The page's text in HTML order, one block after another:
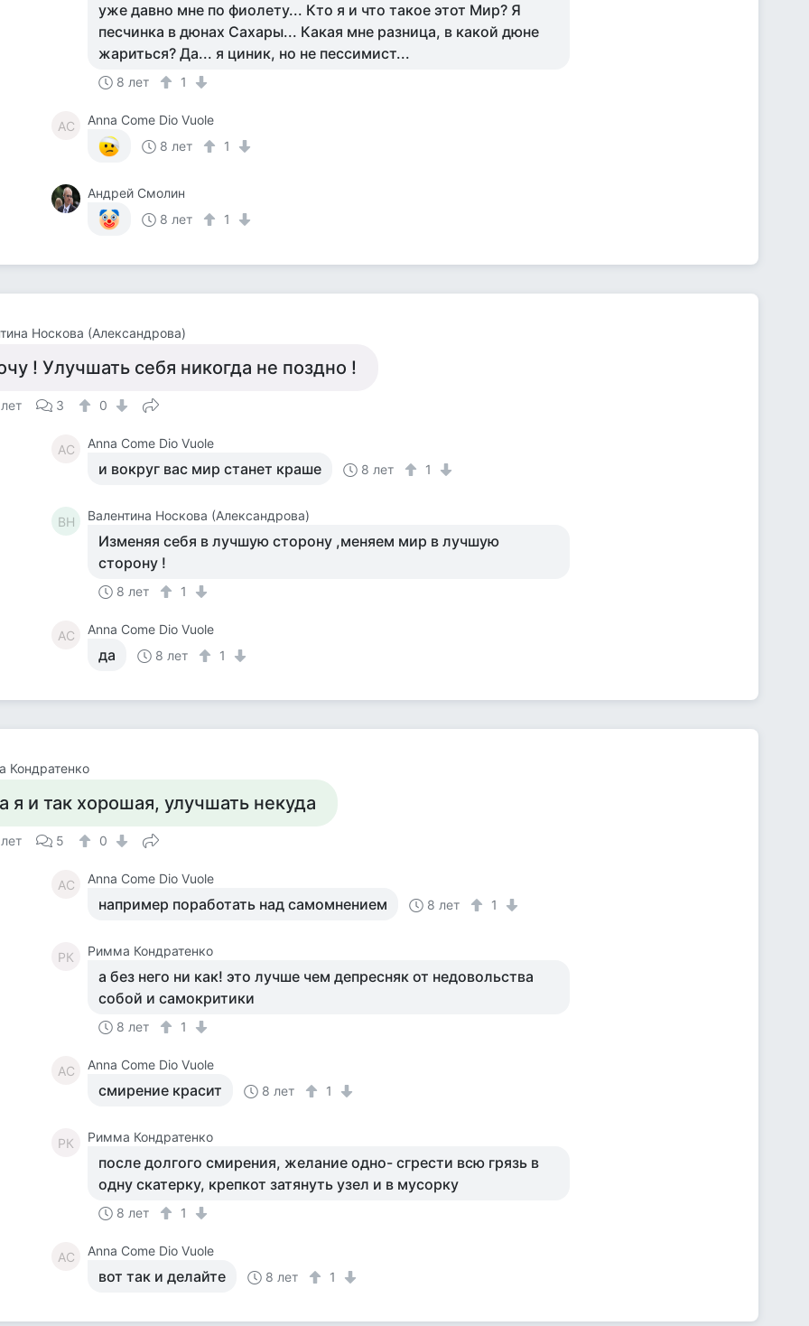
уже давно мне по фиолету... Кто я и что такое этот Мир? Я
песчинка в дюнах Сахары... Какая мне разница, в какой дюне
жариться? Да... я циник, но не пессимист...
8 лет 1
AC
Anna Come Dio Vuole
8 лет
1
Андрей Смолин
8 лет
1
Носкова (Александрова)
! Улучшать себя никогда не поздно !
3 0
AC Anna Come Dio Vuole
и вокруг вас мир станет краше 8 лет 1
ВН Валентина Носкова (Александрова)
Изменяя себя в лучшую сторону ,меняем мир в лучшую
сторону !
8 лет 1
AC Anna Come Dio Vuole
да 8 лет 1
Кондратенко
я и так хорошая, улучшать некуда
5 0
AC Anna Come Dio Vuole
например поработать над самомнением 8 лет 1
РК Римма Кондратенко
а без него ни как! это лучше чем депресняк от недовольства
собой и самокритики
8 лет 1
AC Anna Come Dio Vuole
смирение красит 8 лет 1
РК Римма Кондратенко
после долгого смирения, желание одно- сгрести всю грязь в
одну скатерку, крепкот затянуть узел и в мусорку
8 лет 1
AC Anna Come Dio Vuole
вот так и делайте 8 лет 1